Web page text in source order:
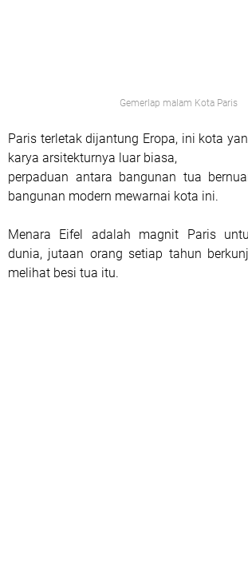
Gemerlap malam Kota Paris
Paris terletak dijantung Eropa, ini kota
karya arsitekturnya luar biasa,
perpaduan antara bangunan tua
bangunan modern mewarnai kota ini.
Menara Eifel adalah magnit Paris
dunia, jutaan orang setiap tahun
melihat besi tua itu.